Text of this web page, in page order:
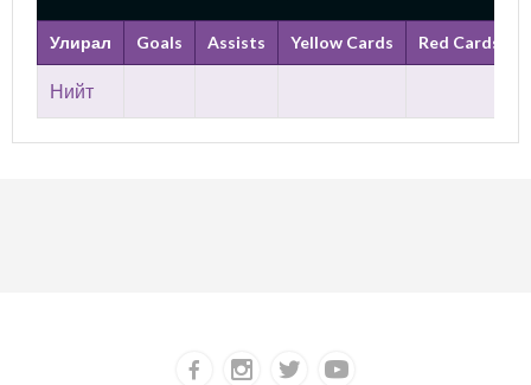
Улирал Goals Assists Yellow Cards Red Cards
Нийт